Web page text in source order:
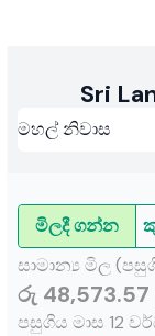
Sri
මිලදී ගන්න
සාමාන්‍ය මිල
රු
පසුගිය මාස 12